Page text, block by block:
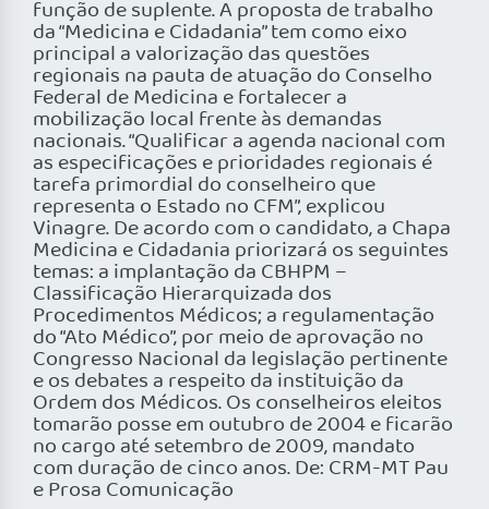
função de suplente. A proposta de trabalho
da “Medicina e Cidadania” tem como eixo
principal a valorização das questões
regionais na pauta de atuação do Conselho
Federal de Medicina e fortalecer a
mobilização local frente às demandas
nacionais. “Qualificar a agenda nacional com
as especificações e prioridades regionais é
tarefa primordial do conselheiro que
representa o Estado no CFM”, explicou
Vinagre. De acordo com o candidato, a Chapa
Medicina e Cidadania priorizará os seguintes
temas: a implantação da CBHPM –
Classificação Hierarquizada dos
Procedimentos Médicos; a regulamentação
do “Ato Médico”, por meio de aprovação no
Congresso Nacional da legislação pertinente
e os debates a respeito da instituição da
Ordem dos Médicos. Os conselheiros eleitos
tomarão posse em outubro de 2004 e ficarão
no cargo até setembro de 2009, mandato
com duração de cinco anos. De: CRM-MT Pau
e Prosa Comunicação